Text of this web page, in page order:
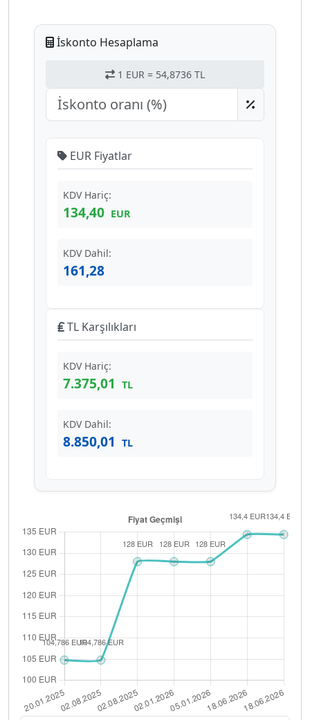
İskonto Hesaplama
1 EUR = 54,8736 TL
EUR Fiyatlar
KDV Hariç:
134,40 EUR
KDV Dahil:
161,28
TL Karşılıkları
KDV Hariç:
7.375,01 TL
KDV Dahil:
8.850,01 TL